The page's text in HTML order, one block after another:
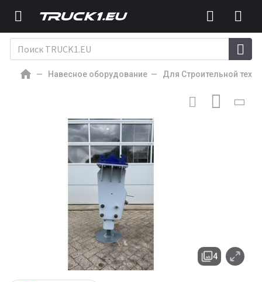
Навесное оборудование Для Строительной
4